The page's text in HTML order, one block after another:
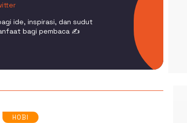
ide, inspirasi, dan sudut
bagi pembaca ✍️
HOBI